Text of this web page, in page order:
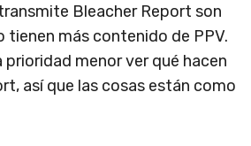
Bleacher Report son
tienen más contenido de PPV.
prioridad menor ver qué hacen
así que las cosas están como